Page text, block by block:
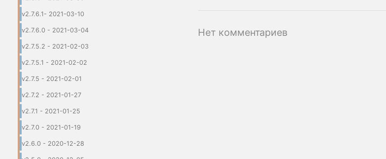
v2.7.6.1- 2021-03-10
v2.7.6.0 - 2021-03-04
v2.7.5.2 - 2021-02-03
v2.7.5.1 - 2021-02-02
v2.7.5 - 2021-02-01
v2.7.2 - 2021-01-27
v2.7.1 - 2021-01-25
v2.7.0 - 2021-01-19
v2.6.0 - 2020-12-28
Нет комментариев